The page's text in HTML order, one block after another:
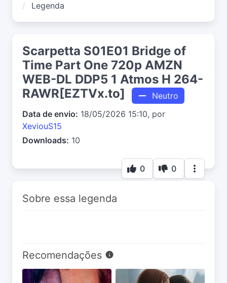
Legenda
Scarpetta S01E01 Bridge of
Time Part One 720p AMZN
WEB-DL DDP5 1 Atmos H 264-
RAWR[EZTVx.to]
Neutro
Data de envio: 18/05/2026 15:10, por
XeviouS15
Downloads: 10
0 0
Sobre essa legenda
Recomendações